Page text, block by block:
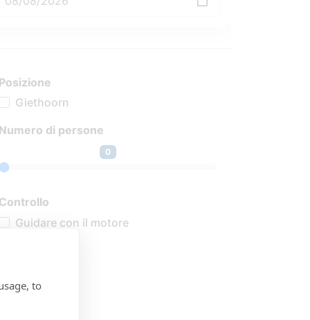
Posizione
Giethoorn
Numero di persone
0
Controllo
Guidare con il motore
to